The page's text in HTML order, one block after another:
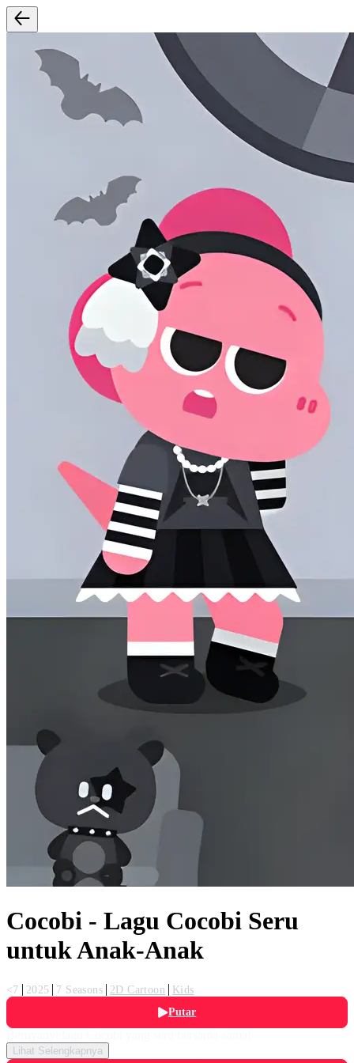
Cocobi - Lagu Cocobi Seru
untuk Anak-Anak
<7 2025 7 Seasons 2D Cartoon
Kids
Putar
Lihat Selengkapnya